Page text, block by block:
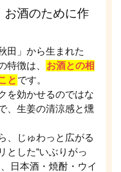
お酒のために作
田」から生まれた
特徴は、
お酒との相
と です。
を効かせるのではな
、生姜の清涼感と燻
、じゅわっと広がる
とした“いぶりがっ
日本酒・焼酎・ウイ